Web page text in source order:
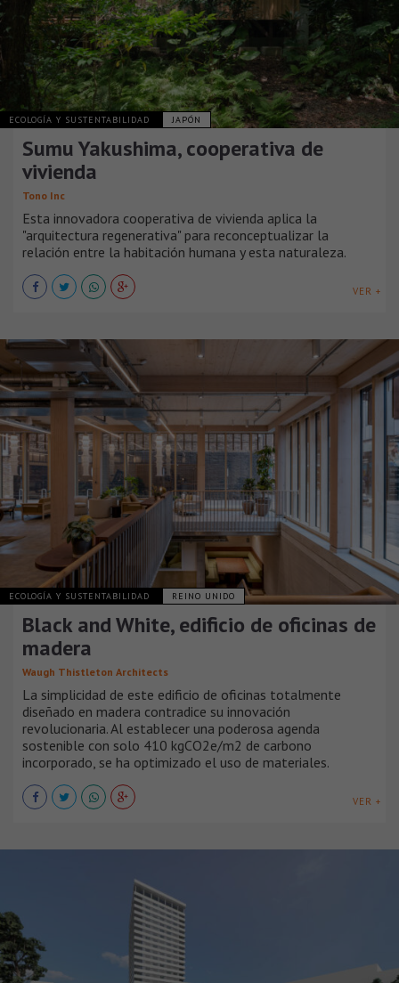
ECOLOGÍA Y SUSTENTABILIDAD JAPÓN
Sumu Yakushima, cooperativa de
vivienda
Tono Inc
Esta innovadora cooperativa de vivienda aplica la
"arquitectura regenerativa" para reconceptualizar la
relación entre la habitación humana y esta naturaleza.
VER +
ECOLOGÍA Y SUSTENTABILIDAD REINO UNIDO
Black and White, edificio de oficinas de
madera
Waugh Thistleton Architects
La simplicidad de este edificio de oficinas totalmente
diseñado en madera contradice su innovación
revolucionaria. Al establecer una poderosa agenda
sostenible con solo 410 kgCO2e/m2 de carbono
incorporado, se ha optimizado el uso de materiales.
VER +